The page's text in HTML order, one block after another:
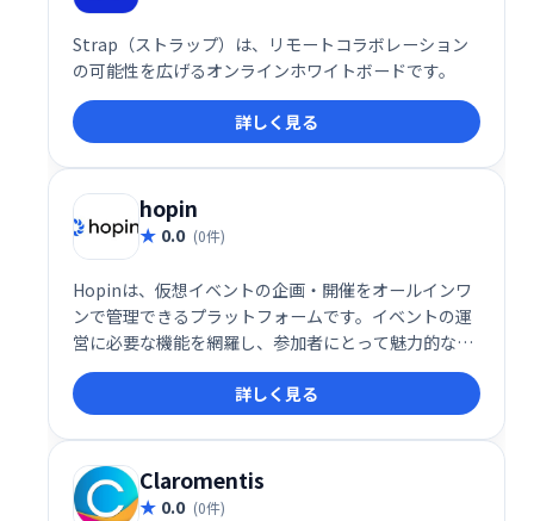
Strap（ストラップ）は、リモートコラボレーション
の可能性を広げるオンラインホワイトボードです。
詳しく見る
hopin
0.0 (0件)
Hopinは、仮想イベントの企画・開催をオールインワ
ンで管理できるプラットフォームです。イベントの運
営に必要な機能を網羅し、参加者にとって魅力的な体
験を提供します。スムーズなイベント実施と参加者エ
ンゲージメントの向上を実現し、オンラインイベント
を成功に導きます。
詳しく見る
Claromentis
0.0 (0件)